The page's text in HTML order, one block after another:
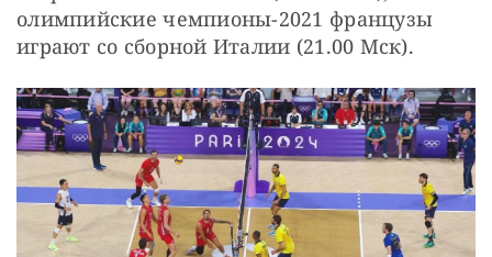
олимпийские чемпионы-2021 французы
играют со сборной Италии (21.00 Мск).